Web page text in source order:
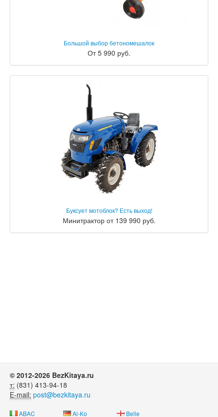
Большой выбор бетономешалок
От 5 990 руб.
Буксует мотоблок? Есть выход!
Минитрактор от 139 990 руб.
© 2012-2026 BezKitaya.ru
т: (831) 413-94-18
E-mail: post@bezkitaya.ru
ABAC Al-Ko Belle